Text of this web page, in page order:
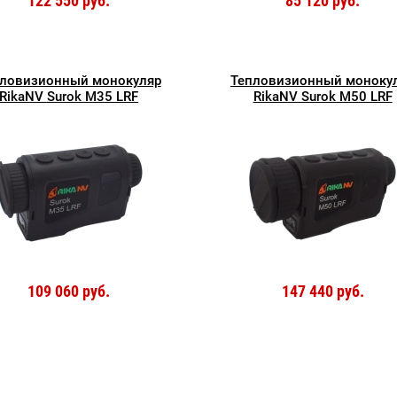
монокуляр
RikaNV Surok M35 LRF
109 060 руб.
Тепловизионный
RikaNV Surok M50 LRF
147 440 руб.